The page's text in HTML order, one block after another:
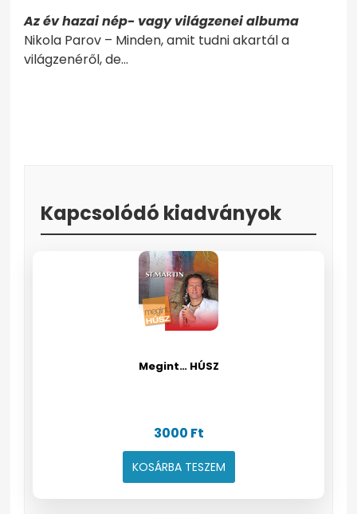
Az év hazai nép- vagy világzenei albuma
Nikola Parov – Minden, amit tudni akartál a
világzenéről, de…
Kapcsolódó kiadványok
Megint… HÚSZ
3000 Ft
KOSÁRBA TESZEM